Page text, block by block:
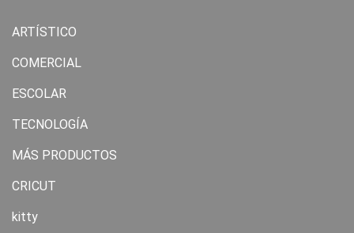
ARTÍSTICO
COMERCIAL
ESCOLAR
TECNOLOGÍA
MÁS PRODUCTOS
CRICUT
kitty